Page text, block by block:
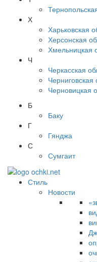
Х
Харьковская
Херсонская
Хмельницкая
Ч
Черкасская
Черниговская
Черновицкая
Б
Баку
Г
Гянджа
С
Сумгаит
Стиль
Новости